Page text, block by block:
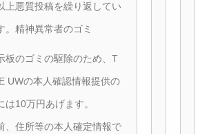
上悪質投稿を繰り返してい
。精神異常者のゴミ
板のゴミの駆除のため、T
UWの本人確認情報提供の
は10万円あげます。
、住所等の本人確定情報で